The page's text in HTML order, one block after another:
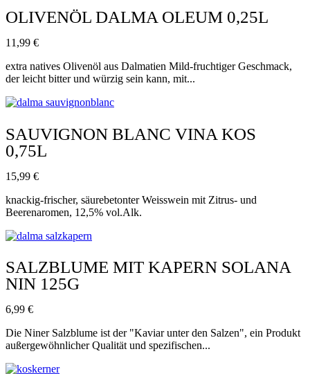
OLIVENÖL DALMA OLEUM 0,25L
11,99 €
extra natives Olivenöl aus Dalmatien Mild-fruchtiger Geschmack,
der leicht bitter und würzig sein kann, mit...
SAUVIGNON BLANC VINA KOS
0,75L
15,99 €
knackig-frischer, säurebetonter Weisswein mit Zitrus- und
Beerenaromen, 12,5% vol.Alk.
SALZBLUME MIT KAPERN SOLANA
NIN 125G
6,99 €
Die Niner Salzblume ist der "Kaviar unter den Salzen", ein Produkt
außergewöhnlicher Qualität und spezifischen...